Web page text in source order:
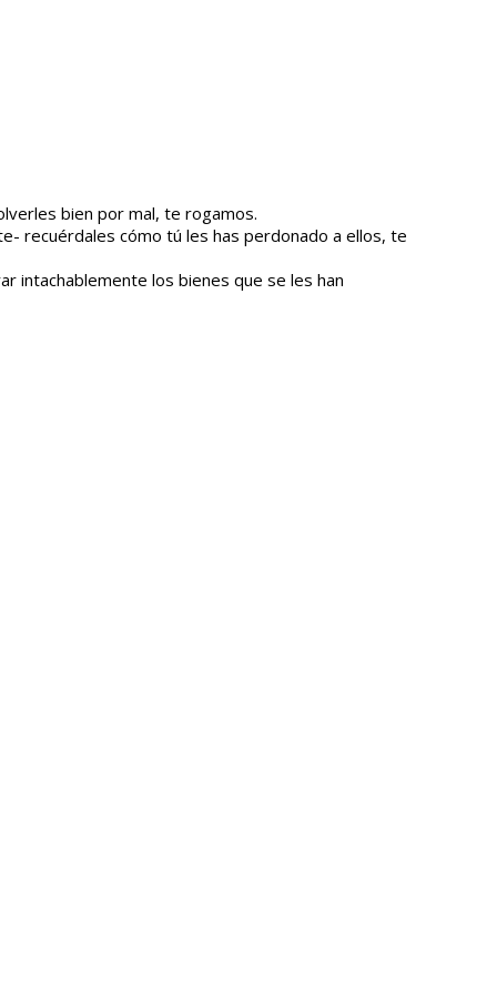
bien por mal, te rogamos.
recuérdales cómo tú les has perdonado a ellos, te
intachablemente los bienes que se les han